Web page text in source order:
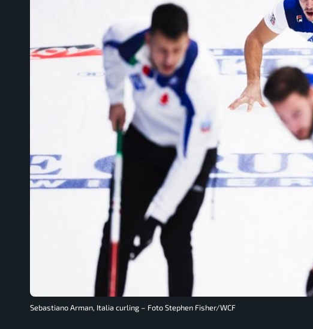
Sebastiano Arman, Italia curling – Foto Stephen Fisher/WCF